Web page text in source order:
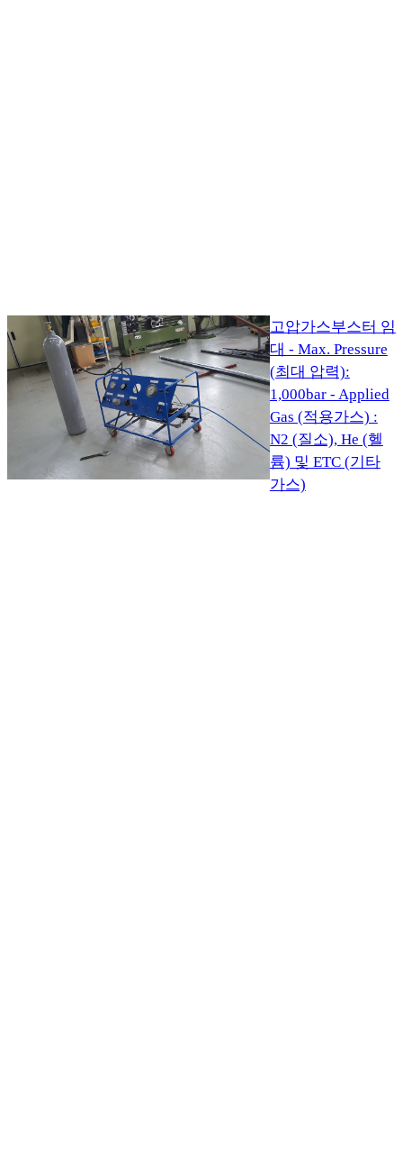
고압가스부스터 임
대 - Max. Pressure
(최대 압력):
1,000bar - Applied
Gas (적용가스) :
N2 (질소), He (헬
륨) 및 ETC (기타
가스)